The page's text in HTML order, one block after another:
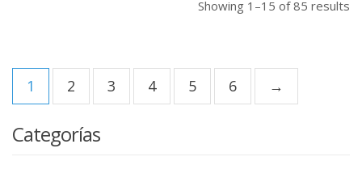
Showing 1–15 of 85 results
1 2 3 4 5 6 →
Categorías